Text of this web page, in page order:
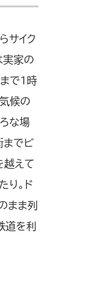
サイク
実家の
で1時
候の
な場
までビ
越えて
り。ド
まま列
道を利